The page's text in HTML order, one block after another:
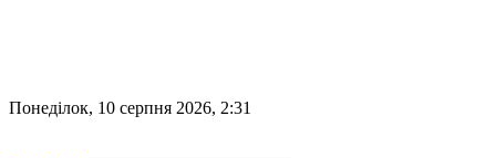
Понеділок, 10 серпня 2026, 2:31